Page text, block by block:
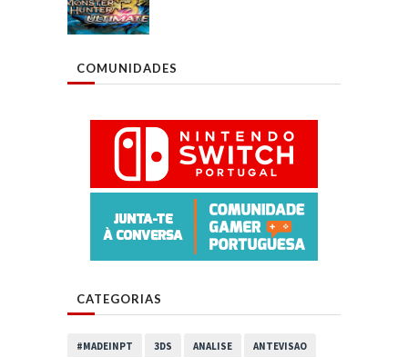
COMUNIDADES
CATEGORIAS
#MADEINPT 3DS ANALISE ANTEVISAO